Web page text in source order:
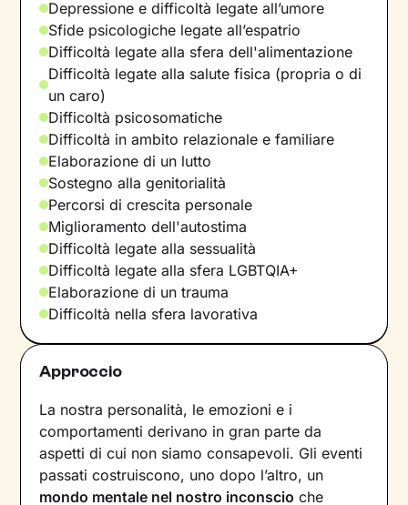
Depressione e difficoltà legate all’umore
Sfide psicologiche legate all’espatrio
Difficoltà legate alla sfera dell'alimentazione
Difficoltà legate alla salute fisica (propria o di
un caro)
Difficoltà psicosomatiche
Difficoltà in ambito relazionale e familiare
Elaborazione di un lutto
Sostegno alla genitorialità
Percorsi di crescita personale
Miglioramento dell'autostima
Difficoltà legate alla sessualità
Difficoltà legate alla sfera LGBTQIA+
Elaborazione di un trauma
Difficoltà nella sfera lavorativa
Approccio
La nostra personalità, le emozioni e i
comportamenti derivano in gran parte da
aspetti di cui non siamo consapevoli. Gli eventi
passati costruiscono, uno dopo l’altro, un
mondo mentale nel nostro inconscio che